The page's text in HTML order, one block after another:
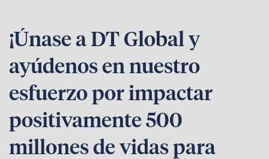
¡Únase a DT Global y
ayúdenos en nuestro
esfuerzo por impactar
positivamente 500
millones de vidas para